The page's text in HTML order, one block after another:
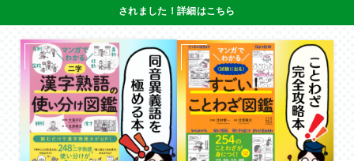
されました！詳細はこちら